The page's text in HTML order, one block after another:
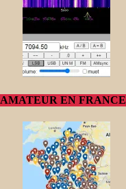
EN FRANCE